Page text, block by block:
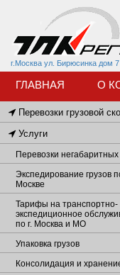
г.Москва ул. Бирюсинка дом 7
ГЛАВНАЯ О
Перевозки грузовой
Услуги
Перевозки негабаритных
Экспедирование грузов
Москве
Тарифы на транспортно-
экспедиционное
по г. Москва и МО
Упаковка грузов
Консолидация и